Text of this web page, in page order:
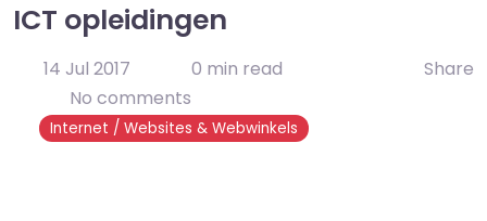
ICT opleidingen
14 Jul 2017
0 min read
No comments
Internet / Websites & Webwinkels
Share